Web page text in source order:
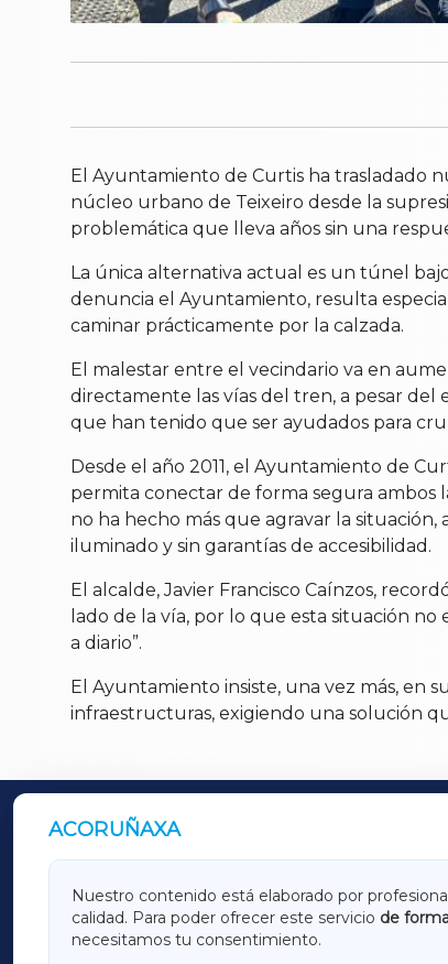
El Ayuntamiento de Curtis ha trasladado
núcleo urbano de Teixeiro desde la
problemática que lleva años sin una
La única alternativa actual es un túnel
denuncia el Ayuntamiento, resulta
caminar prácticamente por la calzada.
El malestar entre el vecindario va en
directamente las vías del tren, a pesar del
que han tenido que ser ayudados para
Desde el año 2011, el Ayuntamiento de
permita conectar de forma segura ambos
no ha hecho más que agravar la
iluminado y sin garantías de accesibilidad.
El alcalde, Javier Francisco Caínzos,
lado de la vía, por lo que esta situación
a diario”.
El Ayuntamiento insiste, una vez más, en
infraestructuras, exigiendo una solución
ACORUÑAXA
Nuestro contenido está elaborado por
calidad. Para poder ofrecer este servicio de
necesitamos tu consentimiento.
OUTROS PERIÓDICOS
GALICIAXA
AMARIÑAXA
OURENSEXA